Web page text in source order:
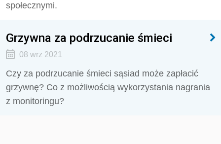
społecznymi.
Grzywna za podrzucanie śmieci
08 wrz 2021
Czy za podrzucanie śmieci sąsiad może zapłacić
grzywnę? Co z możliwością wykorzystania nagrania
z monitoringu?